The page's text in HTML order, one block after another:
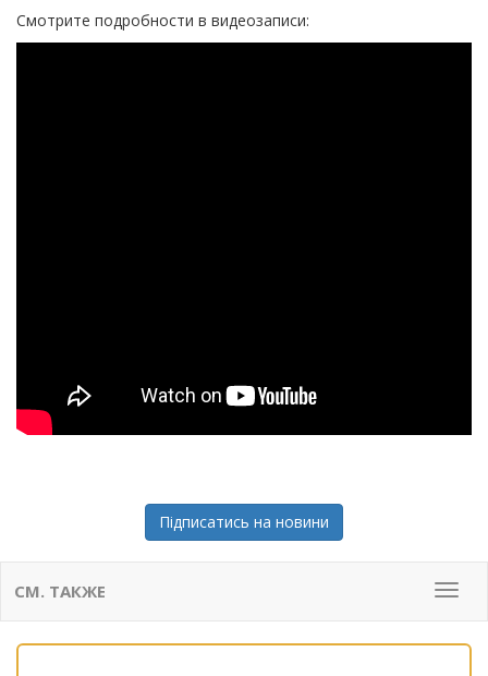
Смотрите подробности в видеозаписи:
Підписатись на новини
Меню
СМ. ТАКЖЕ